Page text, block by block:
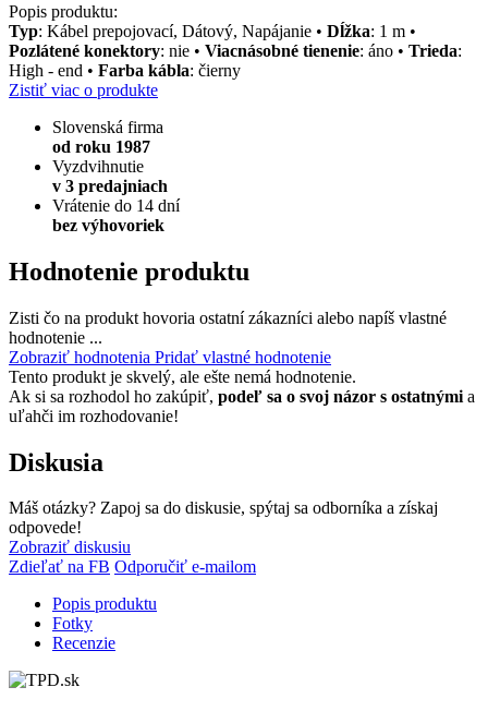
Popis produktu:
Typ: Kábel prepojovací, Dátový, Napájanie • Dĺžka: 1 m •
Pozlátené konektory: nie • Viacnásobné tienenie: áno • Trieda:
High - end • Farba kábla: čierny
Zistiť viac o produkte
Slovenská firma
od roku 1987
Vyzdvihnutie
v 3 predajniach
Vrátenie do 14 dní
bez výhovoriek
Hodnotenie produktu
Zisti čo na produkt hovoria ostatní zákazníci alebo napíš vlastné
hodnotenie ...
Zobraziť hodnotenia Pridať vlastné hodnotenie
Tento produkt je skvelý, ale ešte nemá hodnotenie.
Ak si sa rozhodol ho zakúpiť, podeľ sa o svoj názor s ostatnými a
uľahči im rozhodovanie!
Diskusia
Máš otázky? Zapoj sa do diskusie, spýtaj sa odborníka a získaj
odpovede!
Zobraziť diskusiu
Zdieľať na FB Odporučiť e-mailom
Popis produktu
Fotky
Recenzie